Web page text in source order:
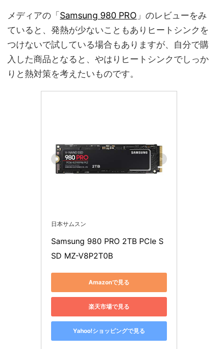
メディアの「Samsung 980 PRO 」のレビューをみ
ていると、発熱が少ないこともありヒートシンクを
つけないで試している場合もありますが、自分で購
入した商品となると、やはりヒートシンクでしっか
りと熱対策を考えたいものです。
日本サムスン
Samsung 980 PRO 2TB PCIe S
SD MZ-V8P2T0B
Amazonで見る
楽天市場で見る
Yahoo!ショッピングで見る